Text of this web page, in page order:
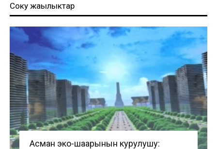
Соңку жаңылыктар
Асман эко-шаарынын курулушу: